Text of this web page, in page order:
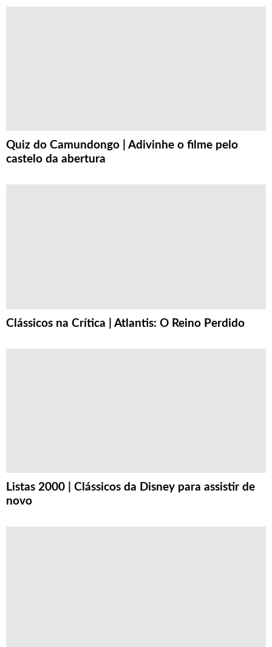
Quiz do Camundongo | Adivinhe o filme pelo
castelo da abertura
Clássicos na Crítica | Atlantis: O Reino Perdido
Listas 2000 | Clássicos da Disney para assistir de
novo